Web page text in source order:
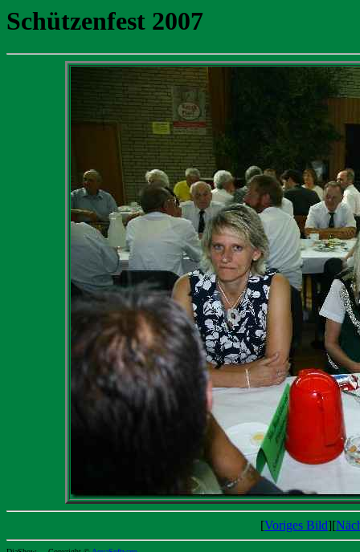
Schützenfest 2007
[Voriges Bild][